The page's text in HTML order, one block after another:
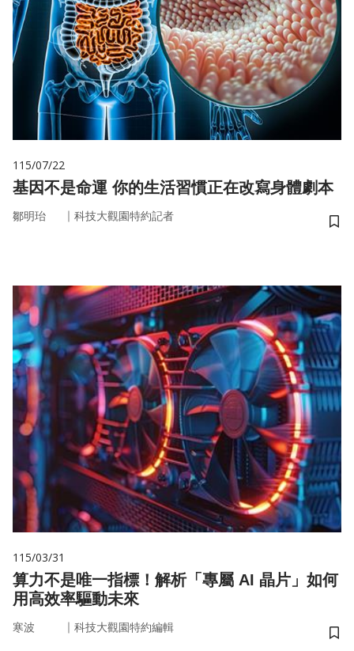
115/07/22
基因不是命運 你的生活習慣正在改寫身體劇本
鄒明珆 ｜ 科技大觀園特約記者
儲
115/03/31
算力不是唯一指標！解析「專屬 AI 晶片」如何
用高效率驅動未來
寒波 ｜ 科技大觀園特約編輯
儲